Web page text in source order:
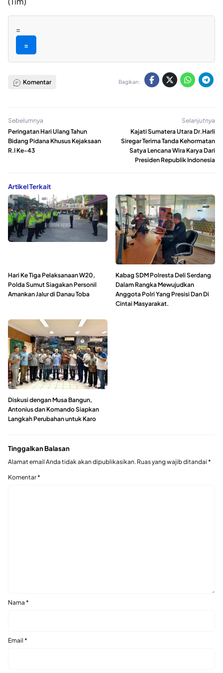
=
=
Komentar Bagikan:
Sebelumnya
Peringatan Hari Ulang Tahun
Bidang Pidana Khusus Kejaksaan
R.I Ke-43
Selanjutnya
Kajati Sumatera Utara Dr.Harli
Siregar Terima Tanda Kehormatan
Satya Lencana Wira Karya Dari
Presiden Republik Indonesia
Artikel Terkait
Hari Ke Tiga Pelaksanaan W20,
Polda Sumut Siagakan Personil
Amankan Jalur di Danau Toba
Kabag SDM Polresta Deli Serdang
Dalam Rangka Mewujudkan
Anggota Polri Yang Presisi Dan Di
Cintai Masyarakat.
Diskusi dengan Musa Bangun,
Antonius dan Komando Siapkan
Langkah Perubahan untuk Karo
Tinggalkan Balasan
Alamat email Anda tidak akan dipublikasikan. Ruas yang wajib ditandai *
Komentar*
Nama *
Email *